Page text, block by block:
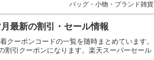
バッグ・小物・ブランド雑貨
最新の割引・セール情報
ーポンコードの一覧を随時まとめています。
割引クーポンになります。楽天スーパーセール